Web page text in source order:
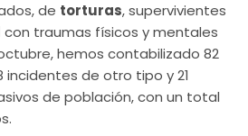
de torturas, supervivientes
con traumas físicos y mentales
hemos contabilizado 82
de otro tipo y 21
de población, con un total